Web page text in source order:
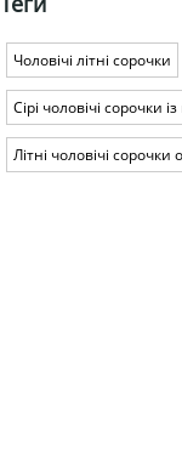
Чоловічі літні сорочки
Сірі чоловічі сорочки
Літні чоловічі сорочки